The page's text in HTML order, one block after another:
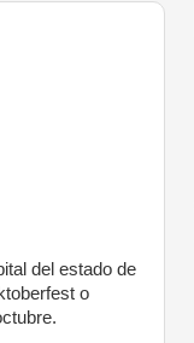
del estado de
o